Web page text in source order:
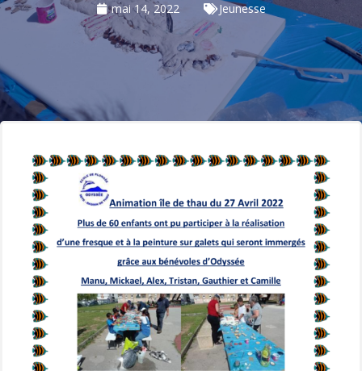
mai 14, 2022 Jeunesse